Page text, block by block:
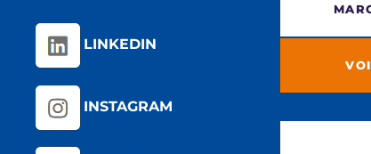
LINKEDIN
INSTAGRAM